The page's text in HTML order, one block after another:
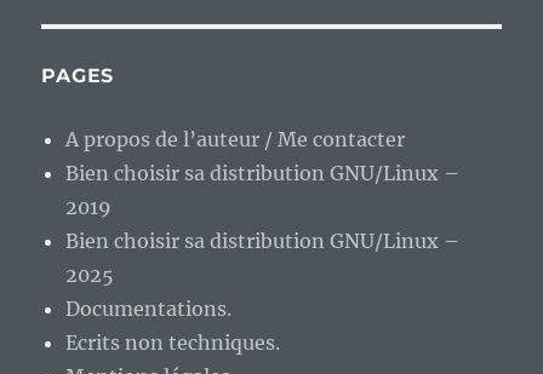
PAGES
A propos de l’auteur / Me contacter
Bien choisir sa distribution GNU/Linux –
2019
Bien choisir sa distribution GNU/Linux –
2025
Documentations.
Ecrits non techniques.